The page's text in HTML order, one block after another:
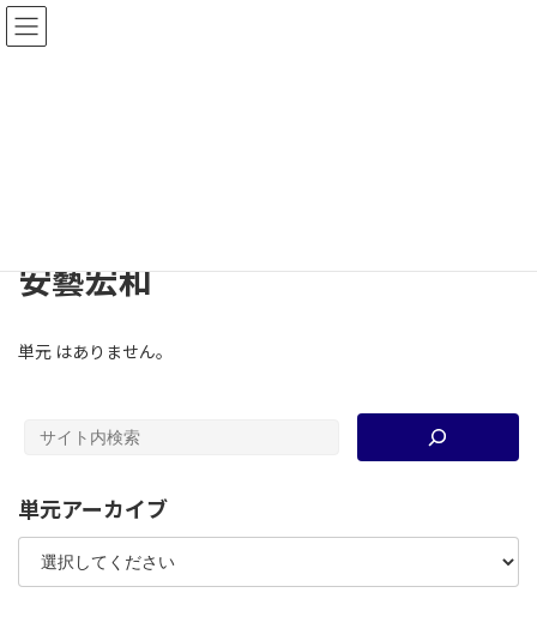
コ
ン
ナ
ビ
教材共有サイト2.0−高大連携歴史教育研究
安藝宏和
単元 はありません。
単元アーカイブ